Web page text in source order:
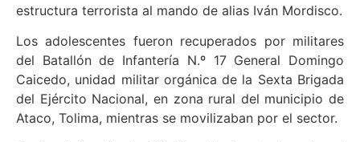
estructura terrorista al mando de alias Iván Mordisco.
Los adolescentes fueron recuperados por militares
del Batallón de Infantería N.º 17 General Domingo
Caicedo, unidad militar orgánica de la Sexta Brigada
del Ejército Nacional, en zona rural del municipio de
Ataco, Tolima, mientras se movilizaban por el sector.